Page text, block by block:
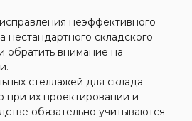
неэффективного
нестандартного складского
обратить внимание на
стеллажей для склада
при их проектировании и
обязательно учитываются